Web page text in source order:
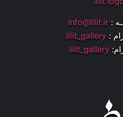
:
info@lilit.ir
:
lilit_gallery
lilit_gallery